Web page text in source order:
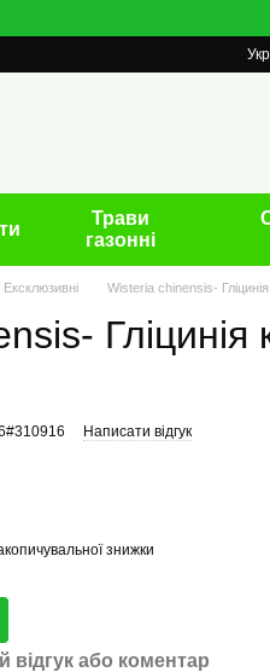
Укр
Трави
газонні
Ексклюзивні Wisteria chinensis-
Гліцинія
Написати відгук
знижки
відгук або коментар